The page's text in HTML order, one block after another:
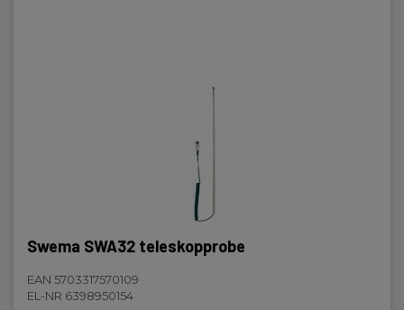
Swema SWA32 teleskopprobe
EAN 5703317570109
EL-NR 6398950154